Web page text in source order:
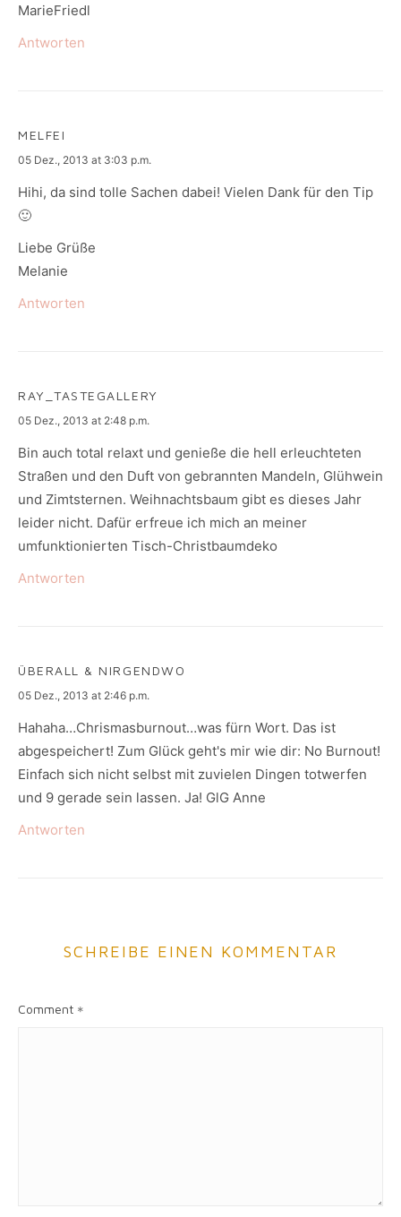
MarieFriedl
Antworten
MELFEI
says:
05 Dez., 2013 at 3:03 p.m.
Hihi, da sind tolle Sachen dabei! Vielen Dank für den Tip
🙂
Liebe Grüße
Melanie
Antworten
RAY_TASTEGALLERY
says:
05 Dez., 2013 at 2:48 p.m.
Bin auch total relaxt und genieße die hell erleuchteten
Straßen und den Duft von gebrannten Mandeln, Glühwein
und Zimtsternen. Weihnachtsbaum gibt es dieses Jahr
leider nicht. Dafür erfreue ich mich an meiner
umfunktionierten Tisch-Christbaumdeko
Antworten
ÜBERALL & NIRGENDWO
says:
05 Dez., 2013 at 2:46 p.m.
Hahaha…Chrismasburnout…was fürn Wort. Das ist
abgespeichert! Zum Glück geht's mir wie dir: No Burnout!
Einfach sich nicht selbst mit zuvielen Dingen totwerfen
und 9 gerade sein lassen. Ja! GlG Anne
Antworten
SCHREIBE EINEN KOMMENTAR
Comment *